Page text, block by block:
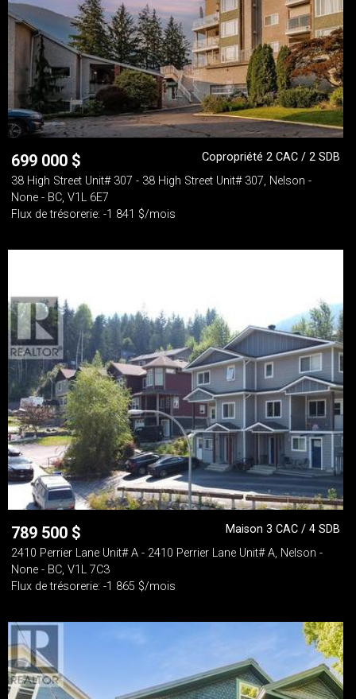
699 000 $
Copropriété 2 CAC / 2 SDB
38 High Street Unit# 307 - 38 High Street Unit# 307, Nelson -
None - BC, V1L 6E7
Flux de trésorerie: -1 841 $/mois
789 500 $
Maison 3 CAC / 4 SDB
2410 Perrier Lane Unit# A - 2410 Perrier Lane Unit# A, Nelson -
None - BC, V1L 7C3
Flux de trésorerie: -1 865 $/mois